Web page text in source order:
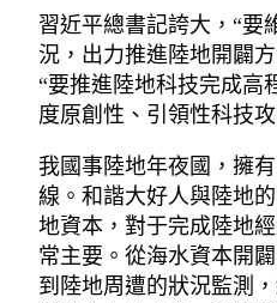
習近平總書記誇大，“要
況，出力推進陸地開闢
“要推進陸地科技完成高
度原創性、引領性科技攻
我國事陸地年夜國，擁
線。和諧大好人與陸地
地資本，對于完成陸地
常主要。從海水資本開
到陸地周遭的狀況監測